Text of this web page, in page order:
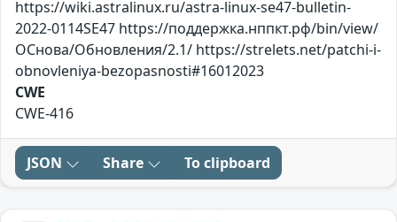
https://wiki.astralinux.ru/astra-linux-se47-bulletin-
2022-0114SE47 https://поддержка.нппкт.рф/bin/view/
ОСнова/Обновления/2.1/ https://strelets.net/patchi-i-
obnovleniya-bezopasnosti#16012023
CWE
CWE-416
JSON Share To clipboard